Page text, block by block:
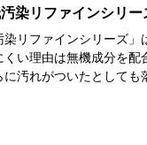
染リファインシリー
リファインシリーズ」
い理由は無機成分を
汚れがついたとしても